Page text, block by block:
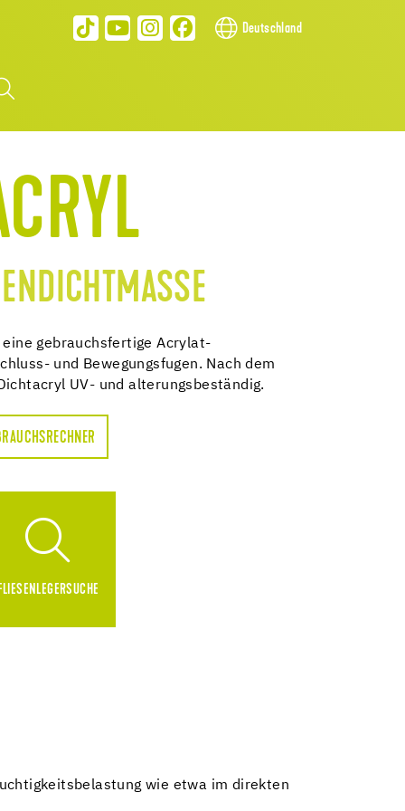
Deutschland
gebrauchsfertige Acrylat-
und Bewegungsfugen. Nach dem
UV- und alterungsbeständig.
FLIESENLEGERSUCHE
wie etwa im direkten